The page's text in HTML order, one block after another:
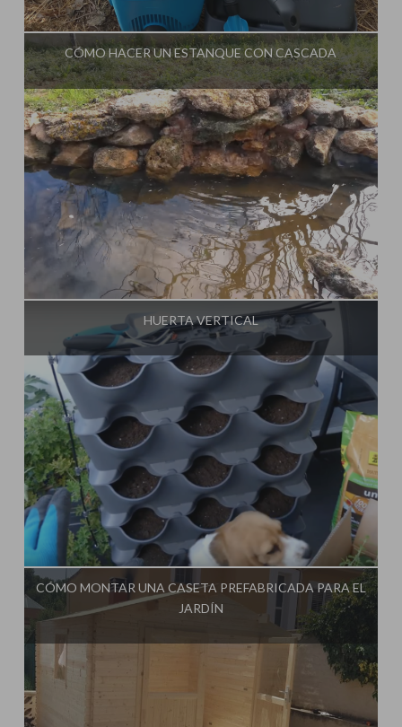
Influencer: La Huerta de Iván
CÓMO HACER UN ESTANQUE CON CASCADA
Influencer:La Huerta de Iván
HUERTA VERTICAL
Influencer: La Huerta de Iván
CÓMO MONTAR UNA CASETA PREFABRICADA PARA EL
JARDÍN